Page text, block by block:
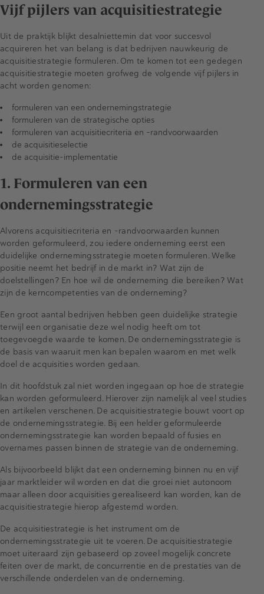
Vijf pijlers van acquisitiestrategie
Uit de praktijk blijkt desalniettemin dat voor succesvol
acquireren het van belang is dat bedrijven nauwkeurig de
acquisitiestrategie formuleren. Om te komen tot een gedegen
acquisitiestrategie moeten grofweg de volgende vijf pijlers in
acht worden genomen:
formuleren van een ondernemingstrategie
formuleren van de strategische opties
formuleren van acquisitiecriteria en -randvoorwaarden
de acquisitieselectie
de acquisitie-implementatie
1. Formuleren van een
ondernemingsstrategie
Alvorens acquisitiecriteria en -randvoorwaarden kunnen
worden geformuleerd, zou iedere onderneming eerst een
duidelijke ondernemingsstrategie moeten formuleren. Welke
positie neemt het bedrijf in de markt in? Wat zijn de
doelstellingen? En hoe wil de onderneming die bereiken? Wat
zijn de kerncompetenties van de onderneming?
Een groot aantal bedrijven hebben geen duidelijke strategie
terwijl een organisatie deze wel nodig heeft om tot
toegevoegde waarde te komen. De ondernemingsstrategie is
de basis van waaruit men kan bepalen waarom en met welk
doel de acquisities worden gedaan.
In dit hoofdstuk zal niet worden ingegaan op hoe de strategie
kan worden geformuleerd. Hierover zijn namelijk al veel studies
en artikelen verschenen. De acquisitiestrategie bouwt voort op
de ondernemingsstrategie. Bij een helder geformuleerde
ondernemingsstrategie kan worden bepaald of fusies en
overnames passen binnen de strategie van de onderneming.
Als bijvoorbeeld blijkt dat een onderneming binnen nu en vijf
jaar marktleider wil worden en dat die groei niet autonoom
maar alleen door acquisities gerealiseerd kan worden, kan de
acquisitiestrategie hierop afgestemd worden.
De acquisitiestrategie is het instrument om de
ondernemingsstrategie uit te voeren. De acquisitiestrategie
moet uiteraard zijn gebaseerd op zoveel mogelijk concrete
feiten over de markt, de concurrentie en de prestaties van de
verschillende onderdelen van de onderneming.